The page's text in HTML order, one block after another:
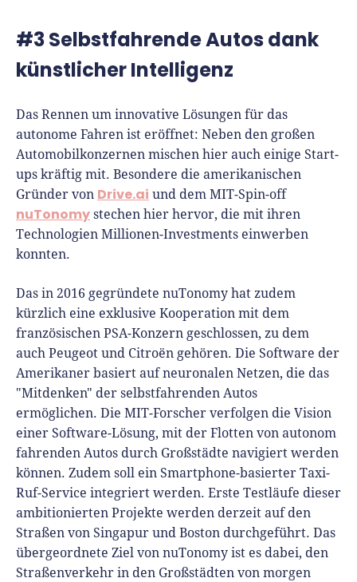
#3 Selbstfahrende Autos dank
künstlicher Intelligenz
Das Rennen um innovative Lösungen für das
autonome Fahren ist eröffnet: Neben den großen
Automobilkonzernen mischen hier auch einige Start-
ups kräftig mit. Besondere die amerikanischen
Gründer von Drive.ai und dem MIT-Spin-off
nuTonomy stechen hier hervor, die mit ihren
Technologien Millionen-Investments einwerben
konnten.
Das in 2016 gegründete nuTonomy hat zudem
kürzlich eine exklusive Kooperation mit dem
französischen PSA-Konzern geschlossen, zu dem
auch Peugeot und Citroën gehören. Die Software der
Amerikaner basiert auf neuronalen Netzen, die das
"Mitdenken" der selbstfahrenden Autos
ermöglichen. Die MIT-Forscher verfolgen die Vision
einer Software-Lösung, mit der Flotten von autonom
fahrenden Autos durch Großstädte navigiert werden
können. Zudem soll ein Smartphone-basierter Taxi-
Ruf-Service integriert werden. Erste Testläufe dieser
ambitionierten Projekte werden derzeit auf den
Straßen von Singapur und Boston durchgeführt. Das
übergeordnete Ziel von nuTonomy ist es dabei, den
Straßenverkehr in den Großstädten von morgen